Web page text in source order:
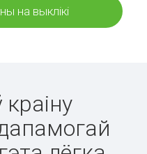
на выклікі
краіну